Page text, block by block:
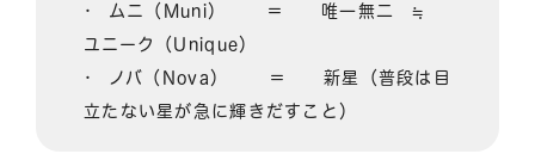
• ムニ（Muni） ＝ 唯一無二 ≒
ユニーク（Unique）
• ノバ（Nova） ＝ 新星（普段は目
立たない星が急に輝きだすこと）